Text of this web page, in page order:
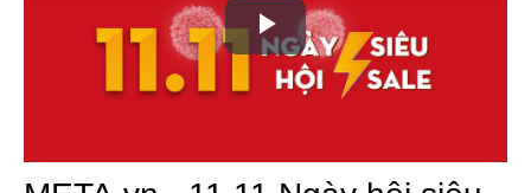
Play
Video